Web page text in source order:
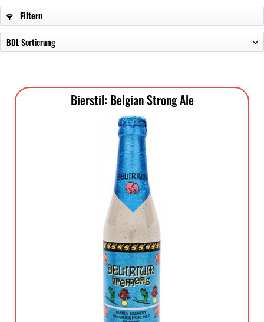
Filtern
Bierstil: Belgian Strong Ale